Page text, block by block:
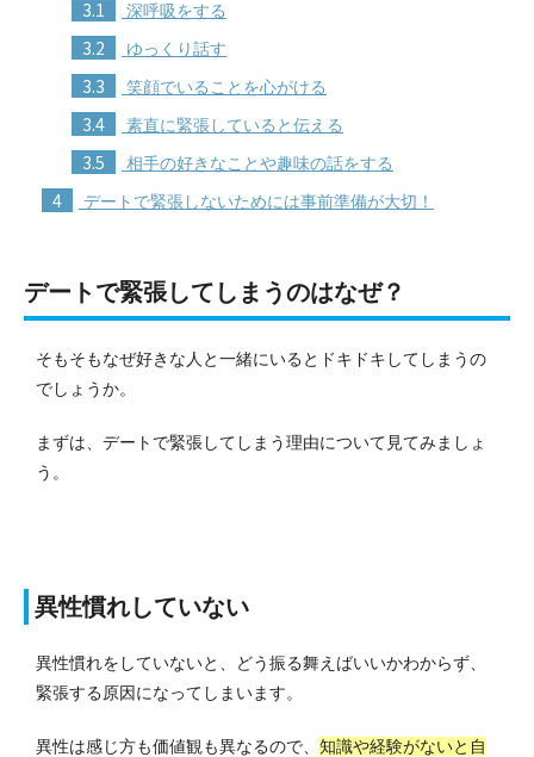
3.1 深呼吸をする
3.2 ゆっくり話す
3.3 笑顔でいることを心がける
3.4 素直に緊張していると伝える
3.5 相手の好きなことや趣味の話をする
4 デートで緊張しないためには事前準備が大切！
デートで緊張してしまうのはなぜ？
そもそもなぜ好きな人と一緒にいるとドキドキしてしまうの
でしょうか。
まずは、デートで緊張してしまう理由について見てみましょ
う。
異性慣れしていない
異性慣れをしていないと、どう振る舞えばいいかわからず、
緊張する原因になってしまいます。
異性は感じ方も価値観も異なるので、 知識や経験がないと自